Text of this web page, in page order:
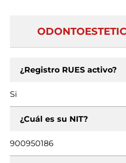
¿Registro RUES activo?
Si
¿Cuál es su NIT?
900950186